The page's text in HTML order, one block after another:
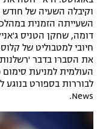
השעייתה הזמנית
חיובי למטבוליט של
את הסברו בדבר
News.